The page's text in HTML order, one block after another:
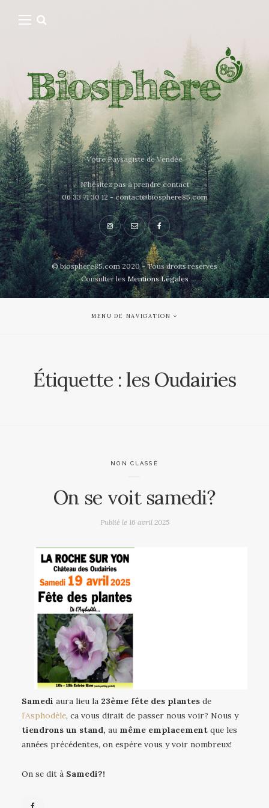
Votre Paysagiste de Vendée
N'hésitez pas à prendre contact
06 33 71 30 12 - contact@biosphere85.com
© biosphere85.com 2020 - Tous droits réservés
Consulter lesMentions Légales
MENU DE NAVIGATION
Étiquette :les Oudairies
NON CLASSÉ
On se voit samedi?
Publié le 16 avril 2025
Samedi aura lieu la 23ème fête des plantes de
l’Asphodèle, ca vous dirait de passer nous voir? Nous y
tiendrons un stand, au même emplacement que les
années précédentes, on espère vous y voir nombreux!
On se dit à Samedi?!